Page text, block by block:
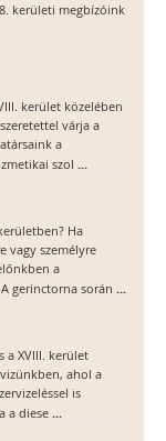
kerületi megbízóink
kerület közelében
várja a
a
szol ...
Ha
vagy személyre
a
gerinctorna során ...
a XVIII. kerület
ahol a
is
a diese ...